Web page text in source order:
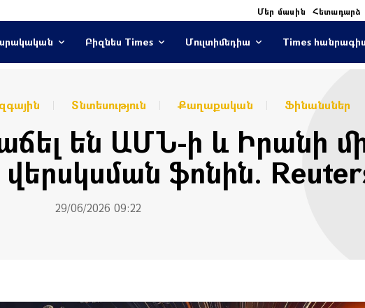
Մեր մասին
Բիզնես Times Մուլտիմեդիա Times
Տնտեսություն Քաղաքական Ֆինանսներ
են ԱՄՆ-ի և Իրանի
ֆոնին.
29/06/2026 09:22